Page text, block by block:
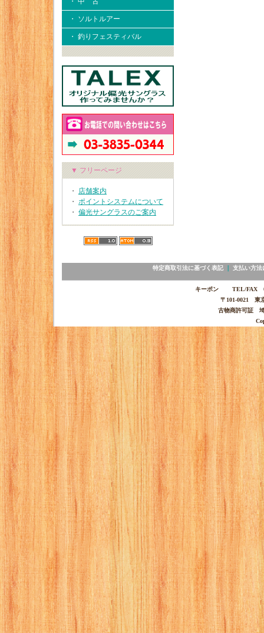
・ ソルトルアー
・ 釣りフェスティバル
▼ フリーページ
・ 店舗案内
・ ポイントシステムについて
・ 偏光サングラスのご案内
特定商取引法に基づく表記｜ 支払い方法
キーポン TEL/FAX
〒101-0021 東
古物商許可証